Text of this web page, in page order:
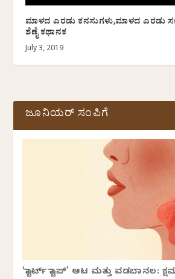
ಮಾಳದ ಎರಡು ಕನಸುಗಳು,ಮಾಳದ ಎರಡು
ಶೆಣೈ ಕಥಾನಕ
July 3, 2019
ಜೂನಿಯರ್ ಸಂಪಿಗೆ
‘ಸ್ಟಾರ್ಟ್ ಸ್ಟಾಪ್’ ಆಟ ಮತ್ತು ವಡಬಾನಲ: